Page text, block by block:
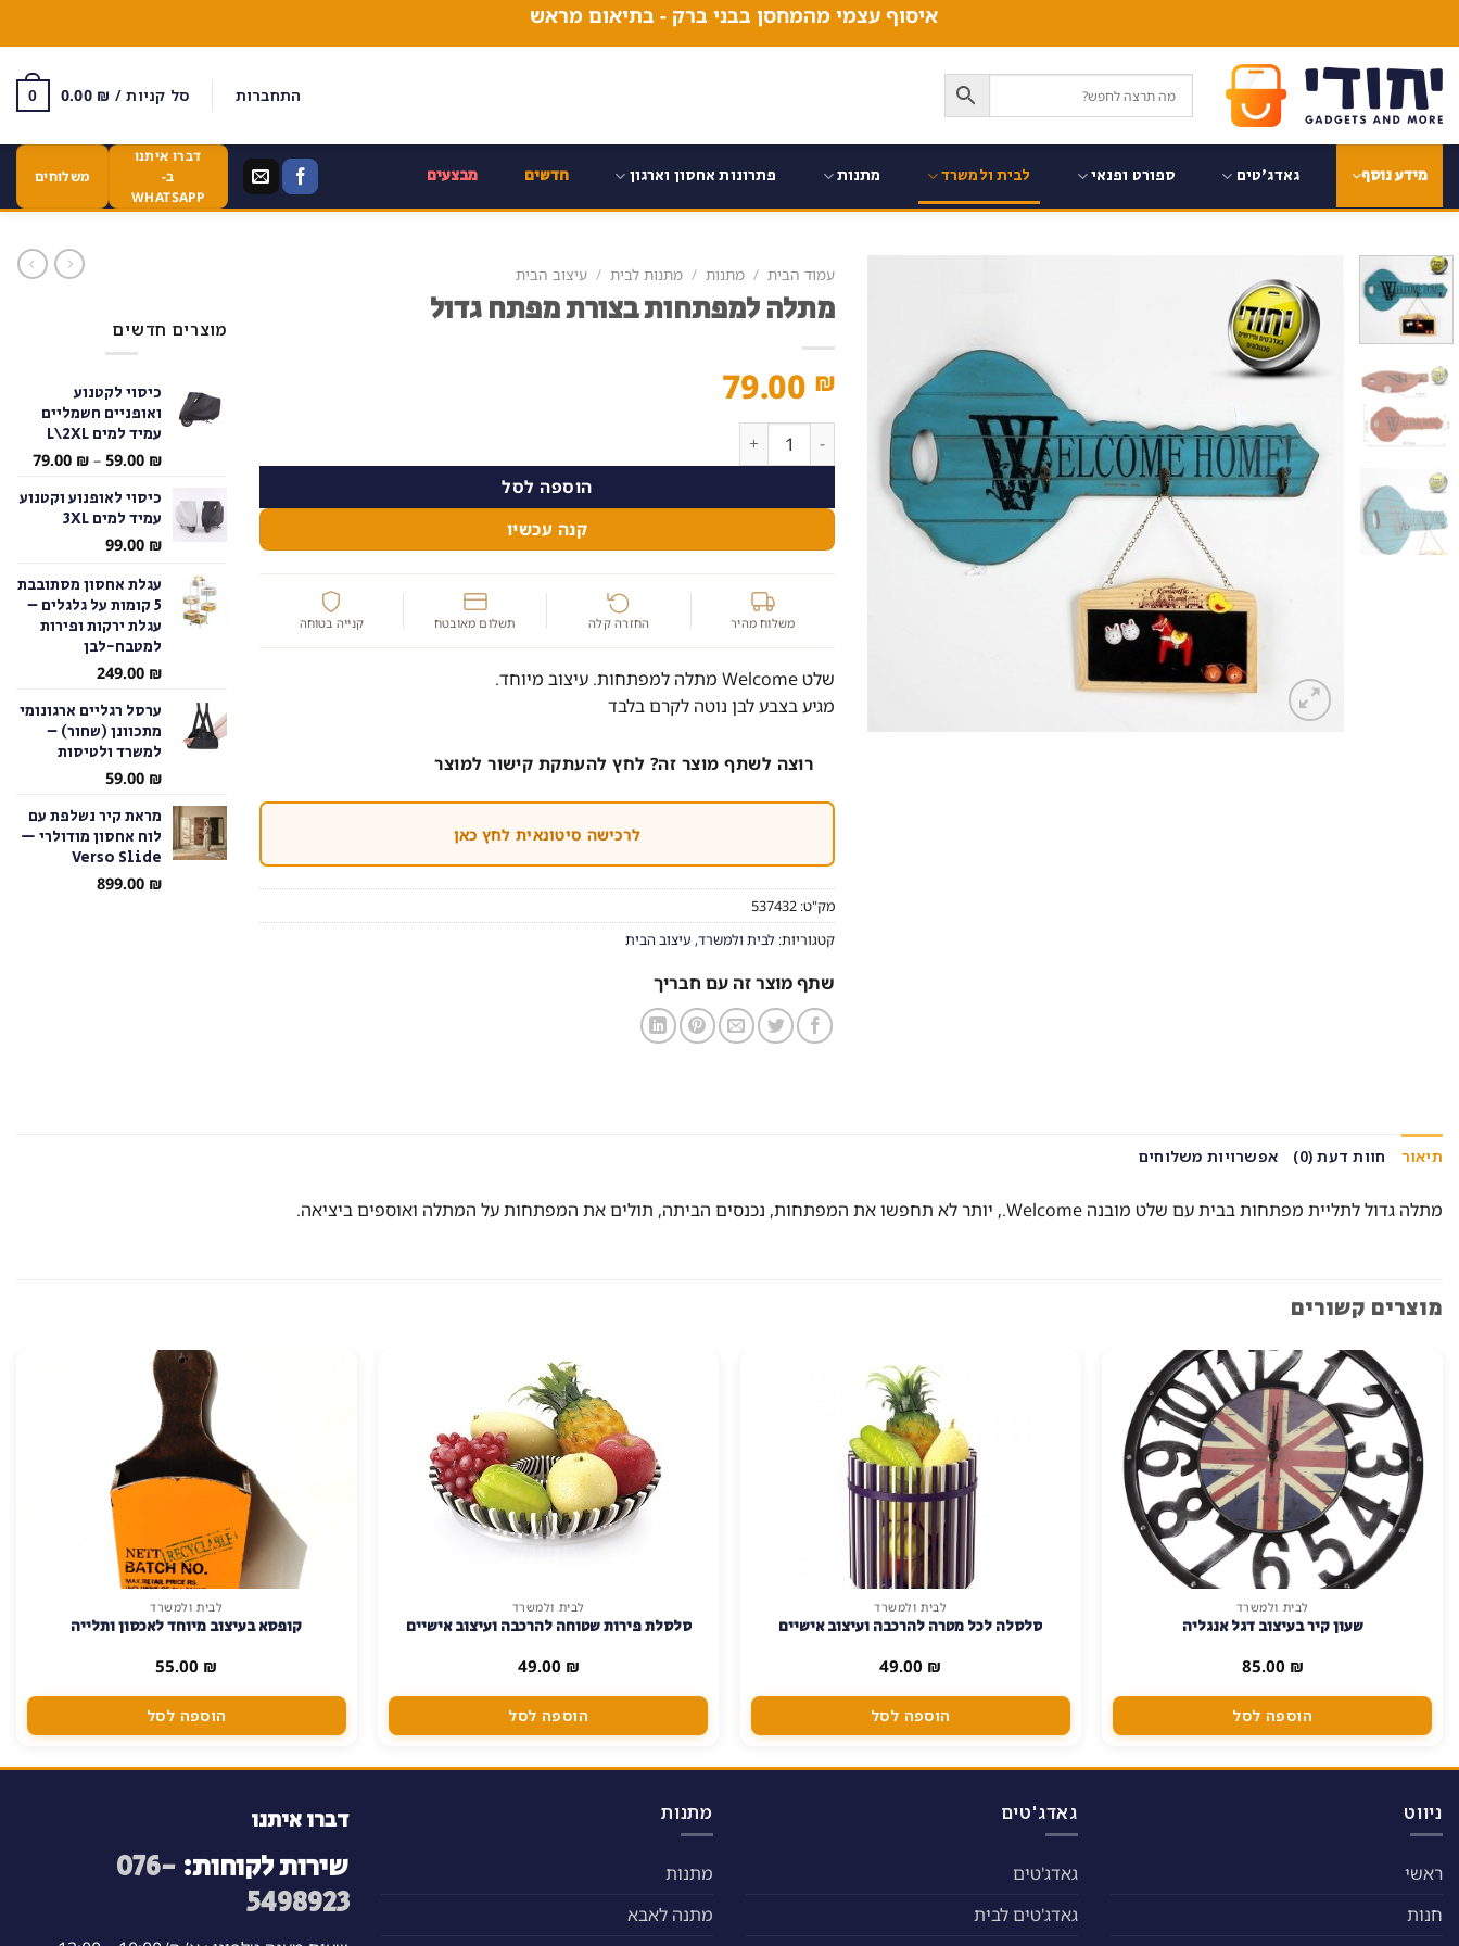
content
איסוף עצמי מהמחסן בבני ברק - בתיאום מראש
התחברות סל קניות / 0.00 ₪
0
מידע נוסף גאדג'טים ספורט ופנאי לבית ולמשרד מתנות פתרונות אחסון וארגון חדשים מבצעים
דברו איתנו
ב-
WHATSAPP
משלוחים
עמוד הבית / מתנות / מתנות לבית / עיצוב הבית
מתלה למפתחות בצורת מפתח גדול
79.00 ₪
כמות של מתלה למפתחות בצורת מפתח גדול
הוספה לסל
קנה עכשיו
משלוח מהיר החזרה קלה תשלום מאובטח קנייה בטוחה
שלט Welcome מתלה למפתחות. עיצוב מיוחד.
מגיע בצבע לבן נוטה לקרם בלבד
רוצה לשתף מוצר זה? לחץ להעתקת קישור למוצר
לרכישה סיטונאית לחץ כאן
מק"ט: 537432
קטגוריות: לבית ולמשרד, עיצוב הבית
שתף מוצר זה עם חבריך
מוצרים חדשים
כיסוי לקטנוע
ואופניים חשמליים
עמיד למים L\2XL
59.00 ₪
–
79.00 ₪
טווח
כיסוי לאופנוע וקטנוע
עמיד למים 3XL
99.00 ₪
עגלת אחסון מסתובבת
5 קומות על גלגלים –
עגלת ירקות ופירות
למטבח-לבן
249.00 ₪
ערסל רגליים ארגונומי
מתכוונן (שחור) –
למשרד ולטיסות
59.00 ₪
מראת קיר נשלפת עם
לוח אחסון מודולרי —
Verso Slide
899.00 ₪
תיאור חוות דעת (0) אפשרויות משלוחים
מתלה גדול לתליית מפתחות בבית עם שלט מובנה Welcome., יותר לא תחפשו את המפתחות, נכנסים הביתה, תולים את המפתחות על המתלה ואוספים ביציאה.
מוצרים קשורים
לבית ולמשרד
שעון קיר בעיצוב דגל אנגליה
85.00 ₪
הוספה לסל
לבית ולמשרד
סלסלה לכל מטרה להרכבה ועיצוב אישיים
49.00 ₪
הוספה לסל
לבית ולמשרד
סלסלת פירות שטוחה להרכבה ועיצוב אישיים
49.00 ₪
הוספה לסל
לבית ולמשרד
קופסא בעיצוב מיוחד לאכסון ותלייה
55.00 ₪
הוספה לסל
ניווט
ראשי
חנות
גאדג'טים
גאדג'טים
גאדג'טים לבית
מתנות
מתנות
מתנה לאבא
דברו איתנו
שירות לקוחות: 076-
5498923